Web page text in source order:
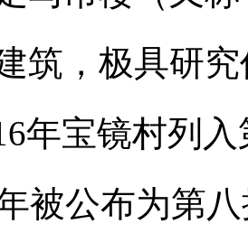
筑，极具研
宝镜村列入
被公布为第